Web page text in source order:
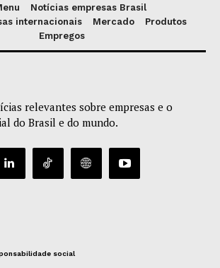
Notícias empresas Brasil
internacionais
Mercado
Produtos
Empregos
relevantes sobre empresas e o
do Brasil e do mundo.
social